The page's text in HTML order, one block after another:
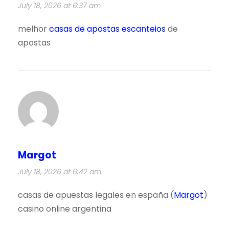
July 18, 2026 at 6:37 am
melhorcasas de apostas escanteiosde
apostas
Margot
July 18, 2026 at 6:42 am
casas de apuestas legales en españa (Margot)
casino online argentina